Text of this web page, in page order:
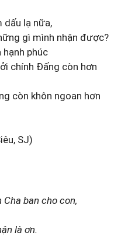
lạ nữa,
gì mình nhận được?
phúc
chính Đấng còn hơn
còn khôn ngoan hơn
SJ)
Cha ban cho con,
là ơn.